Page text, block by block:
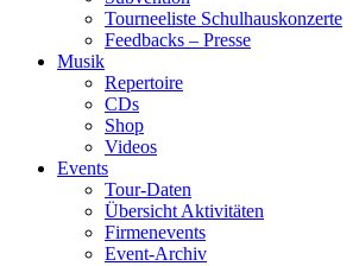
Tourneeliste Schulhauskonzerte
Feedbacks – Presse
Musik
Repertoire
CDs
Shop
Videos
Events
Tour-Daten
Übersicht Aktivitäten
Firmenevents
Event-Archiv